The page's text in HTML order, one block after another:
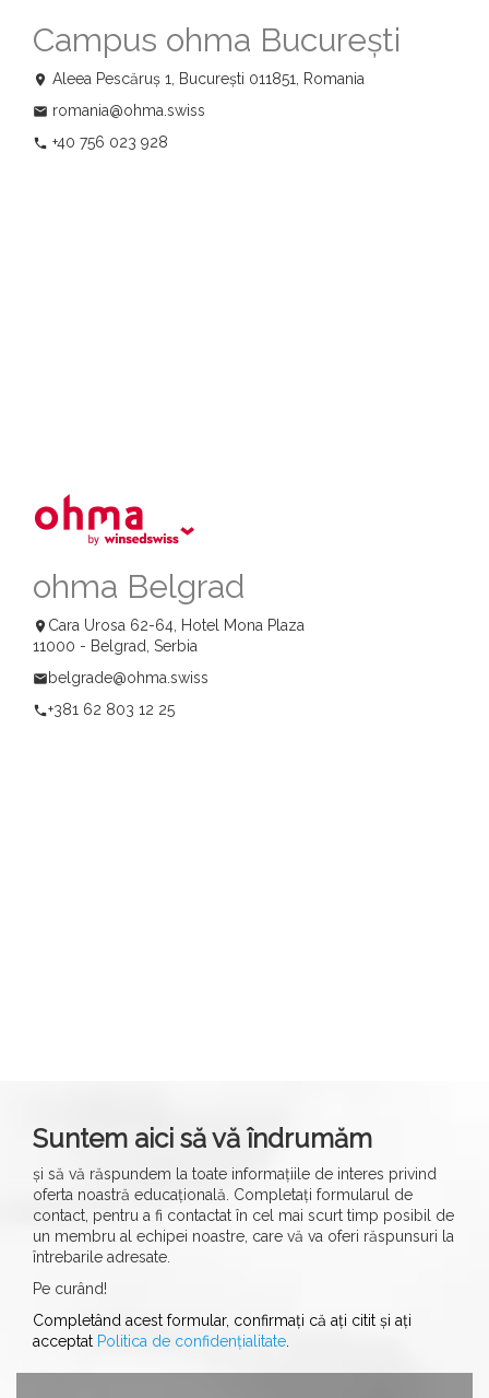
Campus ohma București
location_on Aleea Pescăruș 1, București 011851, Romania
email romania@ohma.swiss
phone +40 756 023 928
ohma Belgrad
location_on Cara Urosa 62-64, Hotel Mona Plaza
11000 - Belgrad, Serbia
email belgrade@ohma.swiss
phone+381 62 803 12 25
Suntem aici să vă îndrumăm
și să vă răspundem la toate informațiile de interes privind
oferta noastră educațională. Completați formularul de
contact, pentru a fi contactat în cel mai scurt timp posibil de
un membru al echipei noastre, care vă va oferi răspunsuri la
întrebarile adresate.
Pe curând!
Completând acest formular, confirmați că ați citit și ați
acceptat Politica de confidențialitate